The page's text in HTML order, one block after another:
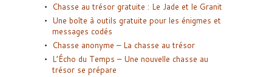
Chasse au trésor gratuite : Le Jade et le Granit
Une boîte à outils gratuite pour les énigmes et
messages codés
Chasse anonyme – La chasse au trésor
L’Écho du Temps – Une nouvelle chasse au
trésor se prépare